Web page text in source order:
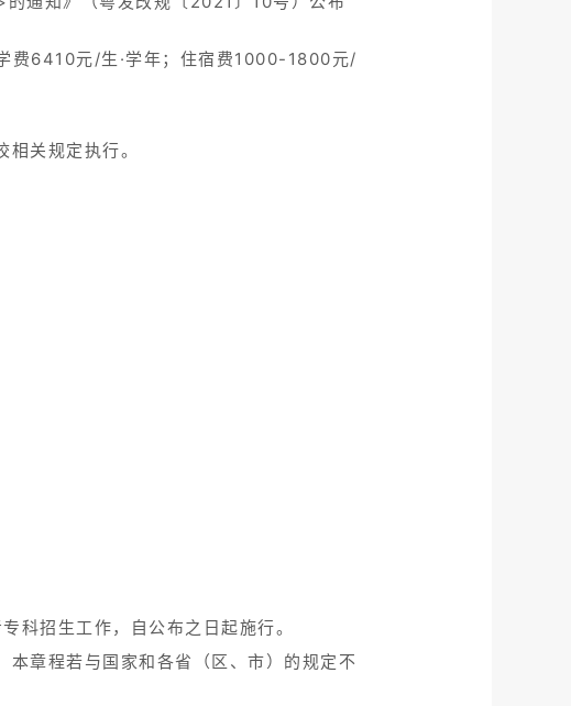
费6410元/生·学年；住宿费1000-1800元/
关规定执行。
科招生工作，自公布之日起施行。
章程若与国家和各省（区、市）的规定不